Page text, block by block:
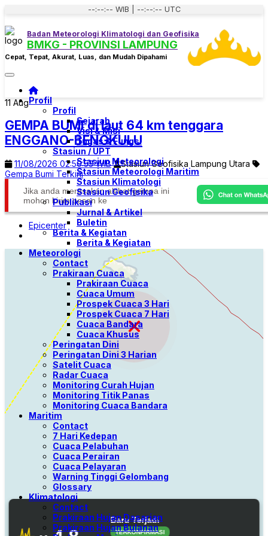
--:--:-- WIB | --:--:-- UTC
Badan Meteorologi Klimatologi dan Geofisika
BMKG - PROVINSI LAMPUNG
Cepat, Tepat, Akurat, Luas, dan Mudah Dipahami
Toggle navigation
Profil
Profil
Sejarah
Visi & Misi
Tugas & Fungsi
Stasiun / UPT
Stasiun Meteorologi
Stasiun Meteorologi Maritim
Stasiun Klimatologi
Stasiun Geofisika
Publikasi
Jurnal & Artikel
Buletin
Berita & Kegiatan
Berita & Kegiatan
Meteorologi
Contact
Prakiraan Cuaca
Prakiraan Cuaca
Cuaca Umum
Prospek Cuaca 3 Hari
Prospek Cuaca 7 Hari
Cuaca Bandara
Cuaca Khusus
Peringatan Dini
Peringatan Dini 3 Harian
Satelit Cuaca
Radar Cuaca
Monitoring Curah Hujan
Monitoring Titik Panas
Monitoring Cuaca Bandara
Maritim
Contact
7 Hari Kedepan
Cuaca Pelabuhan
Cuaca Perairan
Cuaca Pelayaran
Warning Tinggi Gelombang
Glossary
Klimatologi
Contact
Prakiraan Hujan Dasarian
Prakiraan Hujan Bulanan
11 Aug
GEMPA BUMI di laut 64 km tenggara
ENGGANO-BENGKULU
11/08/2026 02:50:53 WIB
Stasiun Geofisika Lampung Utara
Gempa Bumi Terkini
Jika anda merasakan akibat gempa ini
mohon kirim pesan ke
Epicenter